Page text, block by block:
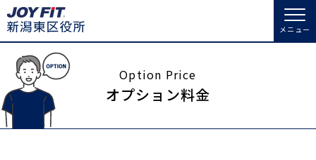
メニュー
店舗トップ
Option Price
オプション料金